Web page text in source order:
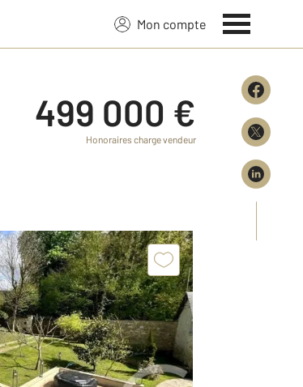
Mon compte
499 000 €
Honoraires charge vendeur